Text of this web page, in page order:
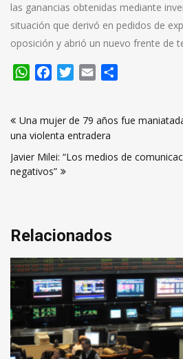
las ganancias obtenidas mediante
situación que derivó en pedidos de
oposición y abrió un nuevo frente de
WhatsApp
FacebookTwitter
Email
de
entradas
Una mujer de 79 años fue
una violenta entradera
Javier Milei: “Los medios de
negativos”
Relacionados